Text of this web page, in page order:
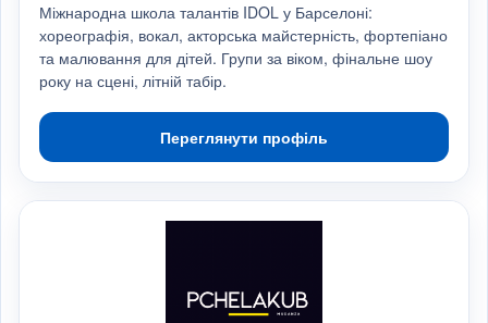
Міжнародна школа талантів IDOL у Барселоні:
хореографія, вокал, акторська майстерність, фортепіано
та малювання для дітей. Групи за віком, фінальне шоу
року на сцені, літній табір.
Переглянути профіль